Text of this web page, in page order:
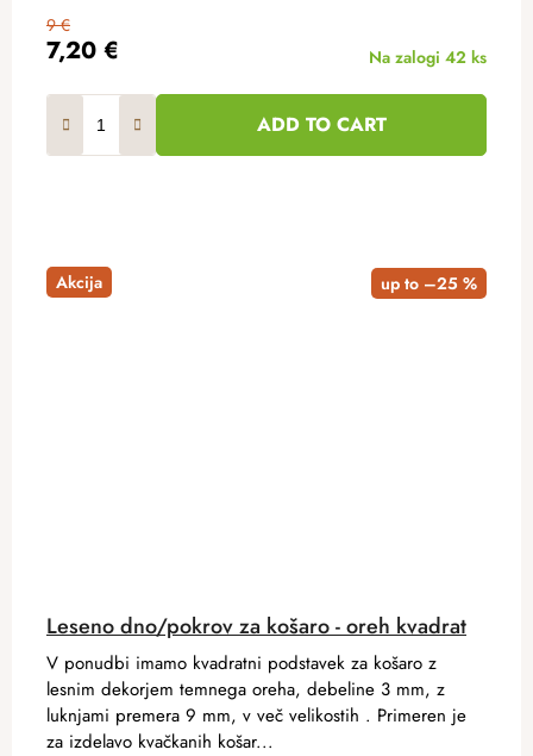
7,20 €
9 €
Na zalogi 42 ks
ADD TO CART
Akcija up to –25 %
Leseno dno/pokrov za košaro - oreh kvadrat
V ponudbi imamo kvadratni podstavek za košaro z
lesnim dekorjem temnega oreha, debeline 3 mm, z
luknjami premera 9 mm, v več velikostih . Primeren je
za izdelavo kvačkanih košar...